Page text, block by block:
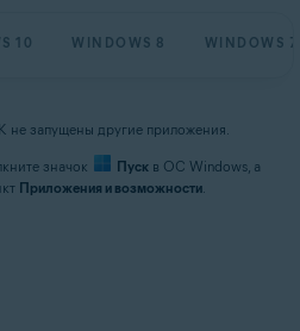
10 WINDOWS 8 WINDOWS 7
не запущены другие приложения.
значок Пуск в ОС Windows, а
Приложения и возможности.